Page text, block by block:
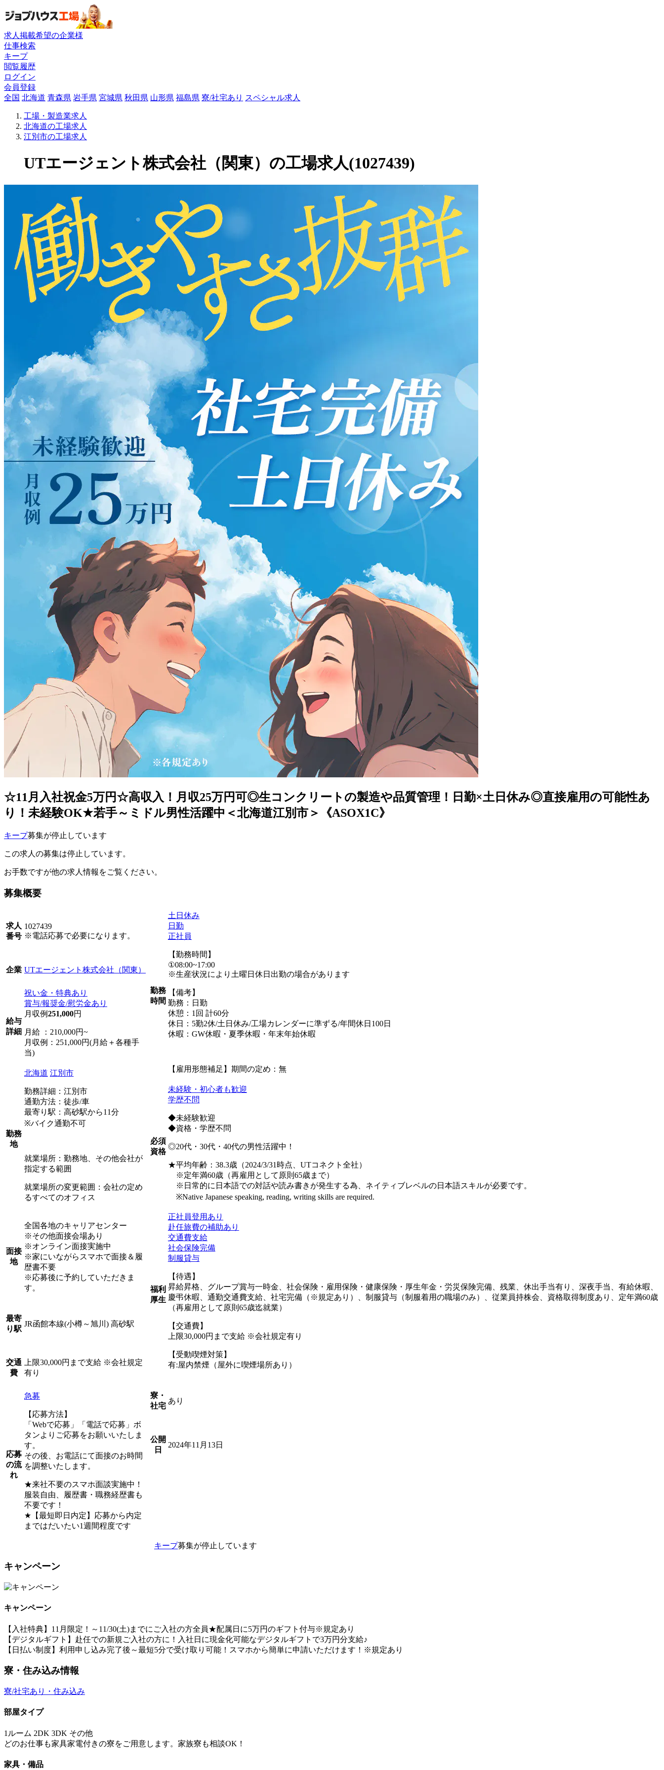
求人掲載希望の企業様
仕事検索
キープ
閲覧履歴
ログイン
会員登録
全国 北海道 青森県 岩手県 宮城県 秋田県 山形県 福島県 寮/社宅あり スペシャル求人
工場・製造業求人
北海道の工場求人
江別市の工場求人
UTエージェント株式会社（関東）の工場求人(1027439)
☆11月入社祝金5万円☆高収入！月収25万円可◎生コンクリートの製造や品質管理！日勤×土日休み◎直接雇用の可能性あ
り！未経験OK★若手～ミドル男性活躍中＜北海道江別市＞《ASOX1C》
キープ募集が停止しています
この求人の募集は停止しています。
お手数ですが他の求人情報をご覧ください。
募集概要
求人
番号
1027439
※電話応募で必要になります。
企業 UTエージェント株式会社（関東）
給与
詳細
祝い金・特典あり
賞与/報奨金/慰労金あり
月収例251,000円
月給 ：210,000円~
月収例：251,000円(月給＋各種手
当)
勤務
地
北海道 江別市
勤務詳細：江別市
通勤方法：徒歩/車
最寄り駅：高砂駅から11分
※バイク通勤不可
就業場所：勤務地、その他会社が
指定する範囲
就業場所の変更範囲：会社の定め
るすべてのオフィス
面接
地
全国各地のキャリアセンター
※その他面接会場あり
※オンライン面接実施中
※家にいながらスマホで面接＆履
歴書不要
※応募後に予約していただきま
す。
最寄
り駅
JR函館本線(小樽～旭川) 高砂駅
交通
費
上限30,000円まで支給 ※会社規定
有り
応募
の流
れ
急募
【応募方法】
「Webで応募」「電話で応募」ボ
タンよりご応募をお願いいたしま
す。
その後、お電話にて面接のお時間
を調整いたします。
★来社不要のスマホ面談実施中！
服装自由、履歴書・職務経歴書も
不要です！
★【最短即日内定】応募から内定
まではだいたい1週間程度です
勤務
時間
土日休み
日勤
正社員
【勤務時間】
①08:00~17:00
※生産状況により土曜日休日出勤の場合があります
【備考】
勤務：日勤
休憩：1回 計60分
休日：5勤2休/土日休み/工場カレンダーに準ずる/年間休日100日
休暇：GW休暇・夏季休暇・年末年始休暇
【雇用形態補足】期間の定め：無
必須
資格
未経験・初心者も歓迎
学歴不問
◆未経験歓迎
◆資格・学歴不問
◎20代・30代・40代の男性活躍中！
★平均年齢：38.3歳（2024/3/31時点、UTコネクト全社）
※定年満60歳（再雇用として原則65歳まで）
※日常的に日本語での対話や読み書きが発生する為、ネイティブレベルの日本語スキルが必要です。
※Native Japanese speaking, reading, writing skills are required.
福利
厚生
正社員登用あり
赴任旅費の補助あり
交通費支給
社会保険完備
制服貸与
【待遇】
昇給昇格、グループ賞与一時金、社会保険・雇用保険・健康保険・厚生年金・労災保険完備、残業、休出手当有り、深夜手当、有給休暇、
慶弔休暇、通勤交通費支給、社宅完備（※規定あり）、制服貸与（制服着用の職場のみ）、従業員持株会、資格取得制度あり、定年満60歳
（再雇用として原則65歳迄就業）
【交通費】
上限30,000円まで支給 ※会社規定有り
【受動喫煙対策】
有:屋内禁煙（屋外に喫煙場所あり）
寮・
社宅
あり
公開
日
2024年11月13日
キープ募集が停止しています
キャンペーン
キャンペーン
【入社特典】11月限定！～11/30(土)までにご入社の方全員★配属日に5万円のギフト付与※規定あり
【デジタルギフト】赴任での新規ご入社の方に！入社日に現金化可能なデジタルギフトで3万円分支給♪
【日払い制度】利用申し込み完了後～最短5分で受け取り可能！スマホから簡単に申請いただけます！※規定あり
寮・住み込み情報
寮/社宅あり・住み込み
部屋タイプ
1ルーム 2DK 3DK その他
どのお仕事も家具家電付きの寮をご用意します。家族寮も相談OK！
家具・備品